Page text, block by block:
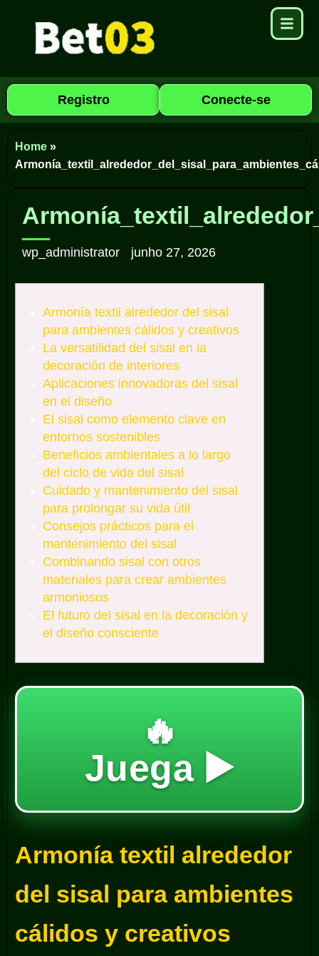
Registro Conecte-se
Home »
wp_administrator junho 27, 2026
Armonía textil alrededor del sisal
para ambientes cálidos y creativos
La versatilidad del sisal en la
decoración de interiores
Aplicaciones innovadoras del sisal
en el diseño
El sisal como elemento clave en
entornos sostenibles
Beneficios ambientales a lo largo
del ciclo de vida del sisal
Cuidado y mantenimiento del sisal
para prolongar su vida útil
Consejos prácticos para el
mantenimiento del sisal
Combinando sisal con otros
materiales para crear ambientes
armoniosos
El futuro del sisal en la decoración y
el diseño consciente
🔥
Juega ▶️
Armonía textil alrededor
del sisal para ambientes
cálidos y creativos